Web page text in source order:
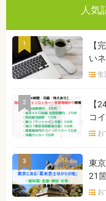
人気
1
【
い
生
2
【
コ
お
3
東
21
お